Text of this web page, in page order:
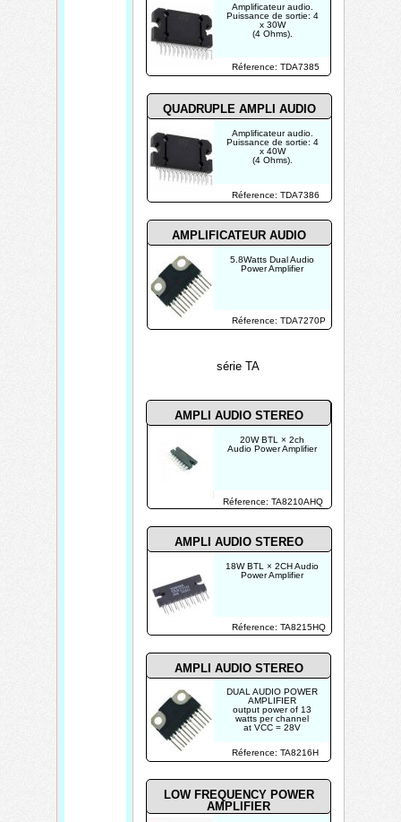
série TA
Amplificateur audio.
Puissance de sortie: 4
x 40W
(4 Ohms).
Amplificateur audio.
Puissance de sortie: 4
x 30W
(4 Ohms).
5.8Watts Dual Audio
Power Amplifier
18W BTL × 2CH Audio
Power Amplifier
20W BTL × 2ch
Audio Power Amplifier
DUAL AUDIO POWER
AMPLIFIER
output power of 13
watts per channel
at VCC = 28V
Réference: TDA7385
Réference: TDA7386
Réference: TDA7270P
Réference: TA8210AHQ
Réference: TA8215HQ
Réference: TA8216H
AMPLIFICATEUR AUDIO
LOW FREQUENCY POWER
AMPLIFIER
AMPLI AUDIO STEREO
AMPLI AUDIO STEREO
AMPLI AUDIO STEREO
QUADRUPLE AMPLI AUDIO